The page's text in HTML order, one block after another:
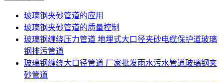
玻璃钢夹砂管道的应用
玻璃钢夹砂管道的质量控制
玻璃钢缠绕压力管道 地埋式大口径夹砂电缆保护道玻璃
钢排污管道
玻璃钢缠绕大口径管道 厂家批发雨水污水管道玻璃钢夹
砂管道